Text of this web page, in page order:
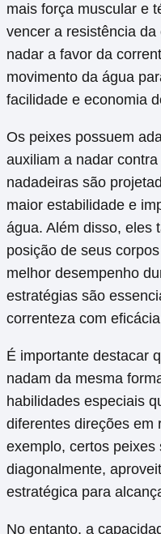
mais força muscular e
vencer a resistência
nadar a favor da
movimento da água
facilidade e economia
Os peixes possuem
auxiliam a nadar
nadadeiras são
maior estabilidade e
água. Além disso, eles
posição de seus
melhor desempenho
estratégias são
correnteza com
É importante destacar
nadam da mesma
habilidades especiais
diferentes direções em
exemplo, certos
diagonalmente,
estratégica para
No entanto, a